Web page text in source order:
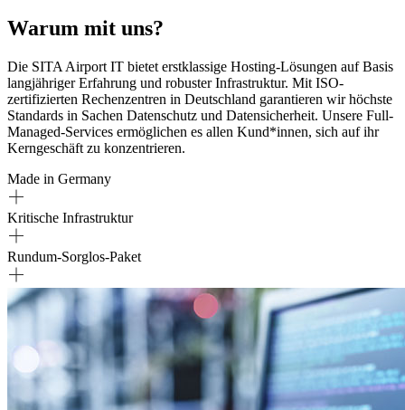
Warum mit uns?
Die SITA Airport IT bietet erstklassige Hosting-Lösungen auf Basis
langjähriger Erfahrung und robuster Infrastruktur. Mit ISO-
zertifizierten Rechenzentren in Deutschland garantieren wir höchste
Standards in Sachen Datenschutz und Datensicherheit. Unsere Full-
Managed-Services ermöglichen es allen Kund*innen, sich auf ihr
Kerngeschäft zu konzentrieren.
Made in Germany
Kritische Infrastruktur
Rundum-Sorglos-Paket